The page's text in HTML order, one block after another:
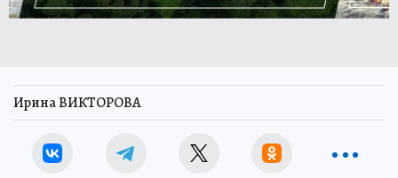
Ирина ВИКТОРОВА